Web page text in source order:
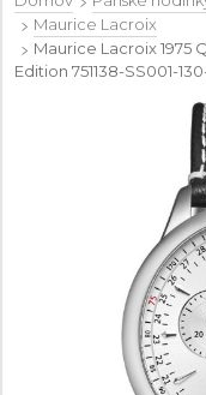
Maurice Lacroix
Maurice Lacroix 1975
Edition 751138-SS001-